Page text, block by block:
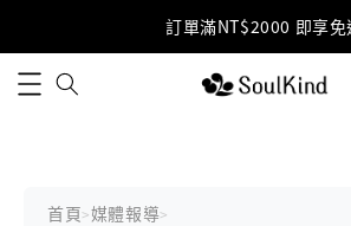
訂單滿NT$2000 即享免
加入LINE好友 獲得免運優惠碼(
首頁>媒體報導>